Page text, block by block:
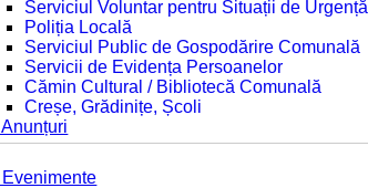
Serviciul Voluntar pentru Situații de Urgență
Poliția Locală
Serviciul Public de Gospodărire Comunală
Servicii de Evidența Persoanelor
Cămin Cultural / Bibliotecă Comunală
Creșe, Grădinițe, Școli
Anunțuri
Evenimente